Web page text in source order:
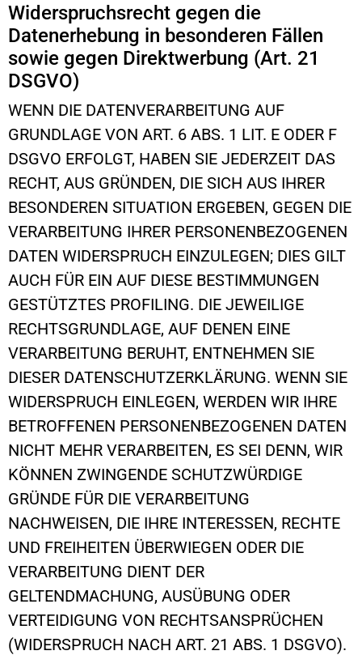
Widerspruchsrecht gegen die
Datenerhebung in besonderen Fällen
sowie gegen Direktwerbung (Art. 21
DSGVO)
WENN DIE DATENVERARBEITUNG AUF
GRUNDLAGE VON ART. 6 ABS. 1 LIT. E ODER F
DSGVO ERFOLGT, HABEN SIE JEDERZEIT DAS
RECHT, AUS GRÜNDEN, DIE SICH AUS IHRER
BESONDEREN SITUATION ERGEBEN, GEGEN DIE
VERARBEITUNG IHRER PERSONENBEZOGENEN
DATEN WIDERSPRUCH EINZULEGEN; DIES GILT
AUCH FÜR EIN AUF DIESE BESTIMMUNGEN
GESTÜTZTES PROFILING. DIE JEWEILIGE
RECHTSGRUNDLAGE, AUF DENEN EINE
VERARBEITUNG BERUHT, ENTNEHMEN SIE
DIESER DATENSCHUTZERKLÄRUNG. WENN SIE
WIDERSPRUCH EINLEGEN, WERDEN WIR IHRE
BETROFFENEN PERSONENBEZOGENEN DATEN
NICHT MEHR VERARBEITEN, ES SEI DENN, WIR
KÖNNEN ZWINGENDE SCHUTZWÜRDIGE
GRÜNDE FÜR DIE VERARBEITUNG
NACHWEISEN, DIE IHRE INTERESSEN, RECHTE
UND FREIHEITEN ÜBERWIEGEN ODER DIE
VERARBEITUNG DIENT DER
GELTENDMACHUNG, AUSÜBUNG ODER
VERTEIDIGUNG VON RECHTSANSPRÜCHEN
(WIDERSPRUCH NACH ART. 21 ABS. 1 DSGVO).